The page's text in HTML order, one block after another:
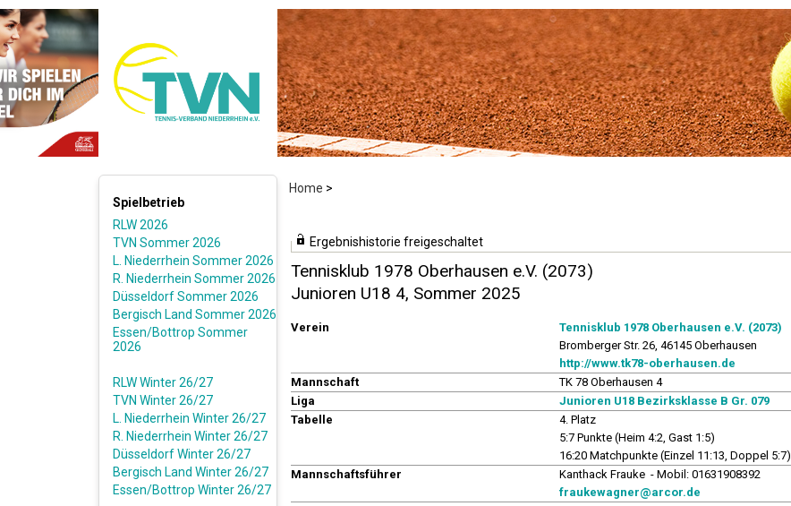
Home >
Spielbetrieb
RLW 2026
TVN Sommer 2026
L. Niederrhein Sommer 2026
R. Niederrhein Sommer 2026
Düsseldorf Sommer 2026
Bergisch Land Sommer 2026
Essen/Bottrop Sommer
2026
RLW Winter 26/27
TVN Winter 26/27
L. Niederrhein Winter 26/27
R. Niederrhein Winter 26/27
Düsseldorf Winter 26/27
Bergisch Land Winter 26/27
Essen/Bottrop Winter 26/27
Ergebnishistorie freigeschaltet
Tennisklub 1978 Oberhausen e.V. (2073)
Junioren U18 4, Sommer 2025
Verein
Tennisklub 1978 Oberhausen e.V. (2073)
Bromberger Str. 26, 46145 Oberhausen
http://www.tk78-oberhausen.de
Mannschaft
TK 78 Oberhausen 4
Liga
Junioren U18 Bezirksklasse B Gr. 079
Tabelle
4. Platz
5:7 Punkte (Heim 4:2, Gast 1:5)
16:20 Matchpunkte (Einzel 11:13, Doppel 5:7)
Mannschaftsführer
Kanthack Frauke - Mobil: 01631908392
fraukewagner@arcor.de